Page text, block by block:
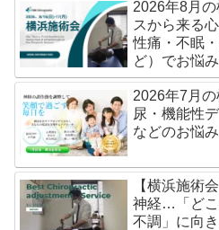
2026年8月
スから来る
性痛・不眠
ど）でお悩
2026年7月
尿・機能性
などのお悩
【横浜施術
神経…「どこ
不調」に向